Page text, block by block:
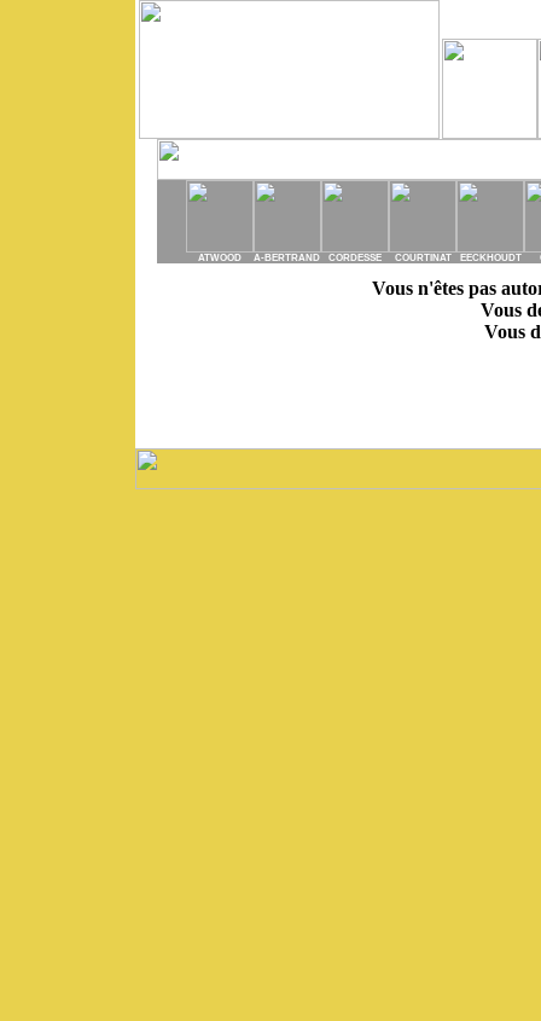
ATWOOD A-BERTRAND CORDESSE COURTINAT EECKHOUDT
Vous n'êtes pas
Vous
Vous